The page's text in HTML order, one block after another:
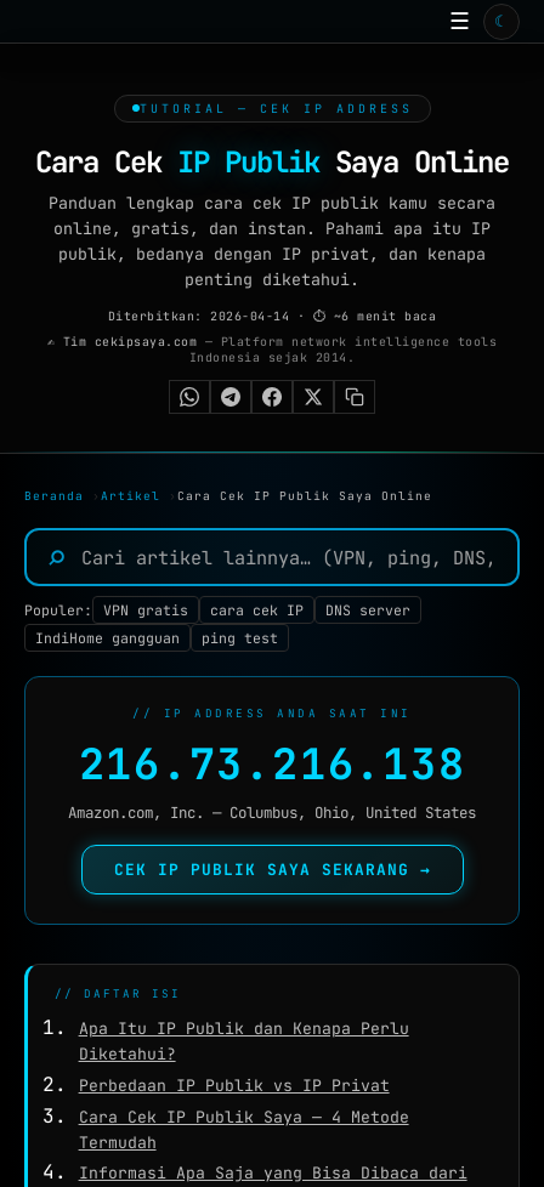
TOOLS ONLINE
ISP
ARTIKEL
GALERI
QUIZ
FAQ
TENTANG
TOOLS JARINGAN :
IP TOOLS
IP LOOKUP
CEK IPV6
SUBNET CALCULATOR
BLACKLIST CHECK
CEK KEBOCORAN VPN
DNS TOOLS
DNS LOOKUP
DNS PROPAGATION
WHOIS
NETWORK TOOLS
PING TEST ★
☰ ☾
TUTORIAL — CEK IP ADDRESS
Cara Cek IP PublikSaya Online
Panduan lengkap cara cek IP publik kamu secara
online, gratis, dan instan. Pahami apa itu IP
publik, bedanya dengan IP privat, dan kenapa
penting diketahui.
Diterbitkan: 2026-04-14 · ⏱ ~6 menit baca
✍ Tim cekipsaya.com — Platform network intelligence tools
Indonesia sejak 2014.
Beranda › Artikel › Cara Cek IP Publik Saya Online
⌕
Populer: VPN gratis cara cek IP
DNS server
IndiHome gangguan
ping test
// IP ADDRESS ANDA SAAT INI
216.73.216.138
Amazon.com, Inc. — Columbus, Ohio, United States
CEK IP PUBLIK SAYA SEKARANG →
// DAFTAR ISI
Apa Itu IP Publik dan Kenapa Perlu
Diketahui?
Perbedaan IP Publik vs IP Privat
Cara Cek IP Publik Saya — 4 Metode
Termudah
Informasi Apa Saja yang Bisa Dibaca dari